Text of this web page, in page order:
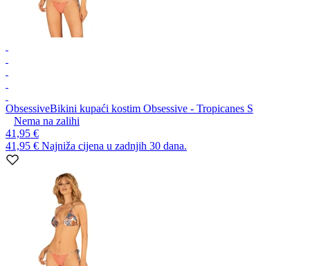
ObsessiveBikini kupaći kostim Obsessive - Tropicanes S
Nema na zalihi
41,95 €
41,95 € Najniža cijena u zadnjih 30 dana.